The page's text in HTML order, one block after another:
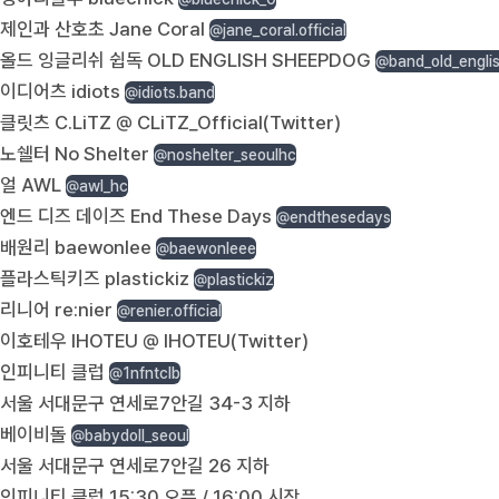
제인과 산호초 Jane Coral @jane_coral.official
올드 잉글리쉬 쉽독 OLD ENGLISH SHEEPDOG
이디어츠 idiots @idiots.band
클릿츠 C.LiTZ @ CLiTZ_Official(Twitter)
노쉘터 No Shelter @noshelter_seoulhc
얼 AWL @awl_hc
엔드 디즈 데이즈 End These Days @endthesedays
배원리 baewonlee @baewonleee
플라스틱키즈 plastickiz @plastickiz
리니어 re:nier @renier.official
이호테우 IHOTEU @ IHOTEU(Twitter)
인피니티 클럽 @1nfntclb
서울 서대문구 연세로7안길 34-3 지하
베이비돌 @babydoll_seoul
서울 서대문구 연세로7안길 26 지하